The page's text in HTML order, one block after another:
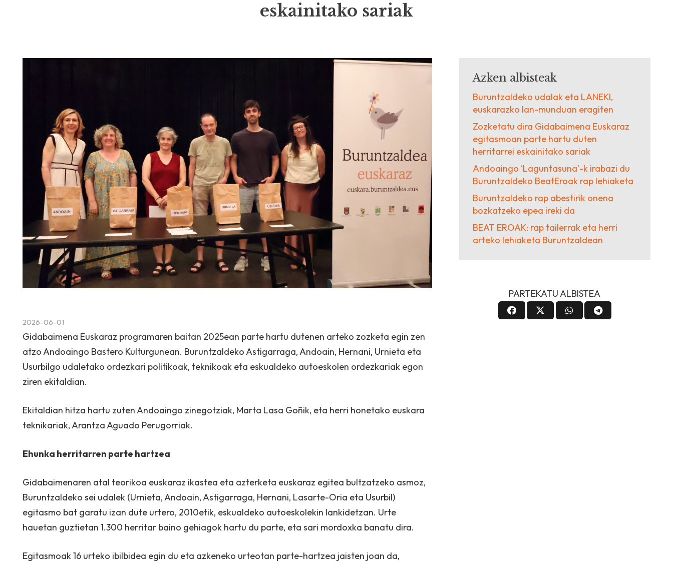
eskainitako sariak
2026-06-01
Gidabaimena Euskaraz programaren baitan 2025ean parte hartu dutenen arteko zozketa egin zen
atzo Andoaingo Bastero Kulturgunean. Buruntzaldeko Astigarraga, Andoain, Hernani, Urnieta eta
Usurbilgo udaletako ordezkari politikoak, teknikoak eta eskualdeko autoeskolen ordezkariak egon
ziren ekitaldian.
Ekitaldian hitza hartu zuten Andoaingo zinegotziak, Marta Lasa Goñik, eta herri honetako euskara
teknikariak, Arantza Aguado Perugorriak.
Ehunka herritarren parte hartzea
Gidabaimenaren atal teorikoa euskaraz ikastea eta azterketa euskaraz egitea bultzatzeko asmoz,
Buruntzaldeko sei udalek (Urnieta, Andoain, Astigarraga, Hernani, Lasarte-Oria eta Usurbil)
egitasmo bat garatu izan dute urtero, 2010etik, eskualdeko autoeskolekin lankidetzan. Urte
hauetan guztietan 1.300 herritar baino gehiagok hartu du parte, eta sari mordoxka banatu dira.
Egitasmoak 16 urteko ibilbidea egin du eta azkeneko urteotan parte-hartzea jaisten joan da,
Azken albisteak
Buruntzaldeko udalak eta LANEKI,
euskarazko lan-munduan eragiten
Zozketatu dira Gidabaimena Euskaraz
egitasmoan parte hartu duten
herritarrei eskainitako sariak
Andoaingo ‘Laguntasuna’-k irabazi du
Buruntzaldeko BeatEroak rap lehiaketa
Buruntzaldeko rap abestirik onena
bozkatzeko epea ireki da
BEAT EROAK: rap tailerrak eta herri
arteko lehiaketa Buruntzaldean
PARTEKATU ALBISTEA